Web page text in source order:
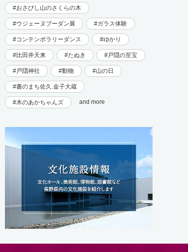
おさびし山のさくらの木
ウジェーヌブーダン展 ガラス体験
コンテンポラリーダンス ゆかり
比田井天来 たぬき 戸隠の至宝
戸隠神社 動物 山の日
書のまち佐久.金子大蔵
木のあかちゃんズ and more